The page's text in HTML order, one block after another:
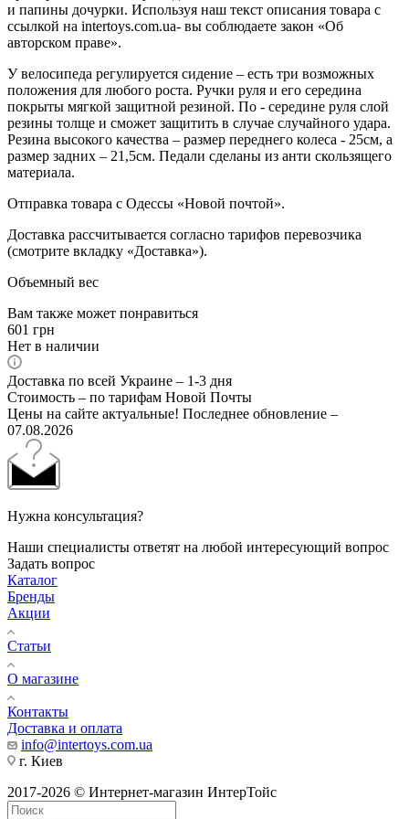
и папины дочурки. Используя наш текст описания товара с
ссылкой на intertoys.com.ua- вы соблюдаете закон «Об
авторском праве».
У велосипеда регулируется сидение – есть три возможных
положения для любого роста. Ручки руля и его середина
покрыты мягкой защитной резиной. По - середине руля слой
резины толще и сможет защитить в случае случайного удара.
Резина высокого качества – размер переднего колеса - 25см, а
размер задних – 21,5см. Педали сделаны из анти скользящего
материала.
Отправка товара с Одессы «Новой почтой».
Доставка рассчитывается согласно тарифов перевозчика
(смотрите вкладку «Доставка»).
Объемный вес
Вам также может понравиться
601 грн
Нет в наличии
Доставка по всей Украине – 1-3 дня
Стоимость – по тарифам Новой Почты
Цены на сайте актуальные! Последнее обновление –
07.08.2026
Нужна консультация?
Наши специалисты ответят на любой интересующий вопрос
Задать вопрос
Каталог
Бренды
Акции
Статьи
О магазине
Контакты
Доставка и оплата
info@intertoys.com.ua
г. Киев
2017-2026 © Интернет-магазин ИнтерТойс